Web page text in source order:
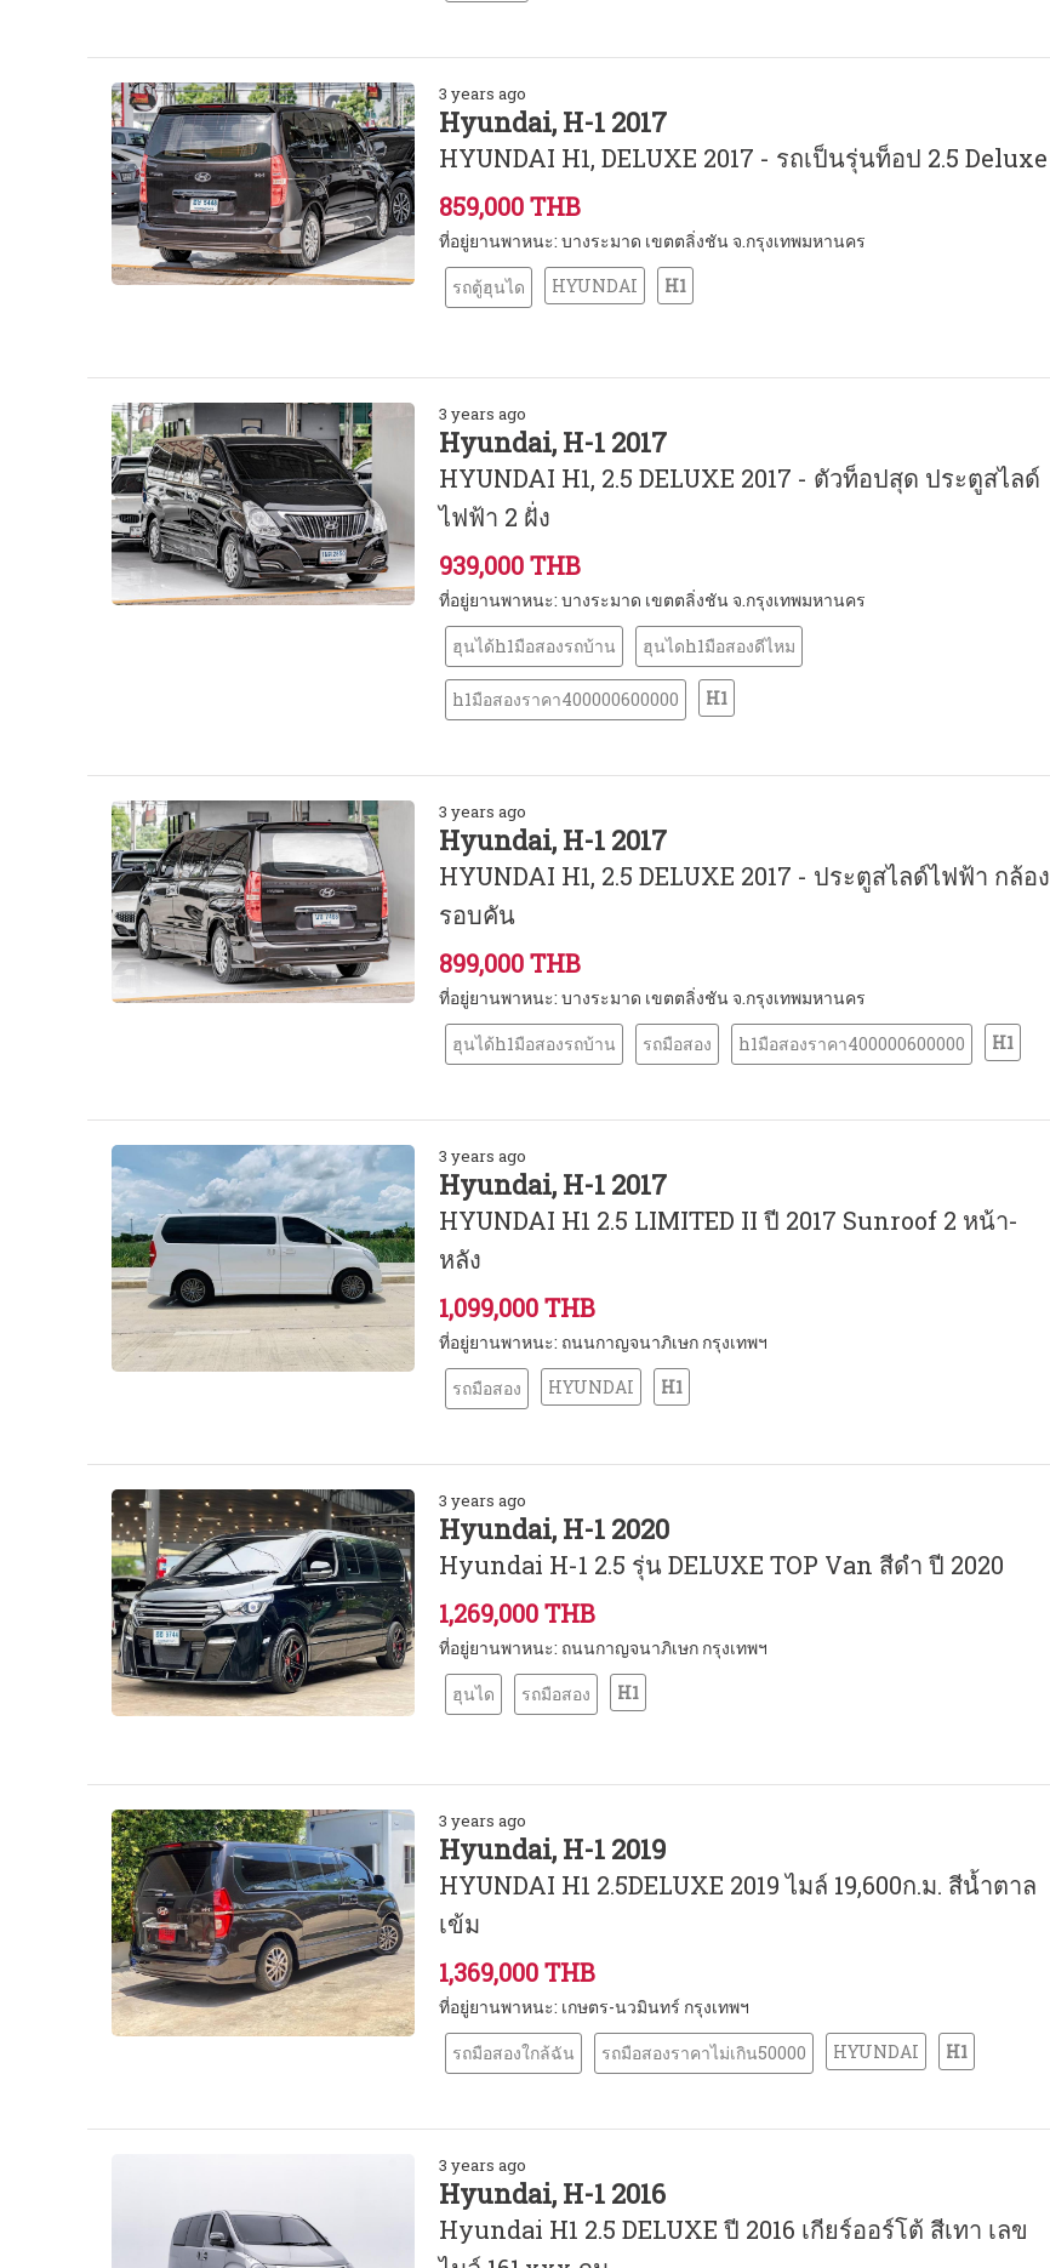
3 years ago
Hyundai, H-1 2017
HYUNDAI H1, DELUXE 2017 - รถเป็นรุ่นท็อป 2.5 Deluxe
859,000 THB
ที่อยู่ยานพาหนะ: บางระมาด เขตตลิ่งชัน จ.กรุงเทพมหานคร
รถตู้ฮุนได
HYUNDAI H1
3 years ago
Hyundai, H-1 2017
HYUNDAI H1, 2.5 DELUXE 2017 - ตัวท็อปสุด ประตูสไลด์
ไฟฟ้า 2 ฝั่ง
939,000 THB
ที่อยู่ยานพาหนะ: บางระมาด เขตตลิ่งชัน จ.กรุงเทพมหานคร
ฮุนได้h1มือสองรถบ้าน
ฮุนไดh1มือสองดีไหม
h1มือสองราคา400000600000 H1
3 years ago
Hyundai, H-1 2017
HYUNDAI H1, 2.5 DELUXE 2017 - ประตูสไลด์ไฟฟ้า กล้อง
รอบคัน
899,000 THB
ที่อยู่ยานพาหนะ: บางระมาด เขตตลิ่งชัน จ.กรุงเทพมหานคร
ฮุนได้h1มือสองรถบ้าน
รถมือสอง h1มือสองราคา400000600000 H1
3 years ago
Hyundai, H-1 2017
HYUNDAI H1 2.5 LIMITED II ปี 2017 Sunroof 2 หน้า-
หลัง
1,099,000 THB
ที่อยู่ยานพาหนะ: ถนนกาญจนาภิเษก กรุงเทพฯ
รถมือสอง
HYUNDAI H1
3 years ago
Hyundai, H-1 2020
Hyundai H-1 2.5 รุ่น DELUXE TOP Van สีดำ ปี 2020
1,269,000 THB
ที่อยู่ยานพาหนะ: ถนนกาญจนาภิเษก กรุงเทพฯ
ฮุนได
รถมือสอง H1
3 years ago
Hyundai, H-1 2019
HYUNDAI H1 2.5DELUXE 2019 ไมล์ 19,600ก.ม. สีน้ำตาล
เข้ม
1,369,000 THB
ที่อยู่ยานพาหนะ: เกษตร-นวมินทร์ กรุงเทพฯ
รถมือสองใกล้ฉัน
รถมือสองราคาไม่เกิน50000 HYUNDAI H1
3 years ago
Hyundai, H-1 2016
Hyundai H1 2.5 DELUXE ปี 2016 เกียร์ออร์โต้ สีเทา เลข